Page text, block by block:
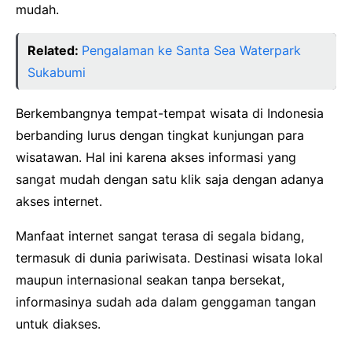
mudah.
Related: Pengalaman ke Santa Sea Waterpark
Sukabumi
Berkembangnya tempat-tempat wisata di Indonesia
berbanding lurus dengan tingkat kunjungan para
wisatawan. Hal ini karena akses informasi yang
sangat mudah dengan satu klik saja dengan adanya
akses internet.
Manfaat internet sangat terasa di segala bidang,
termasuk di dunia pariwisata. Destinasi wisata lokal
maupun internasional seakan tanpa bersekat,
informasinya sudah ada dalam genggaman tangan
untuk diakses.